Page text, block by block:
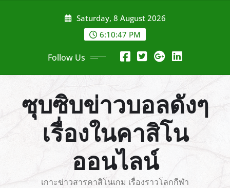
Saturday, 8 August 2026
6:10:48 PM
Follow Us
ซุบซิบข่าวบอลดังๆ
เรื่องในคาสิโน
ออนไลน์
เกาะข่าวสารคาสิโนเกม เรื่องราวโลกกีฬา